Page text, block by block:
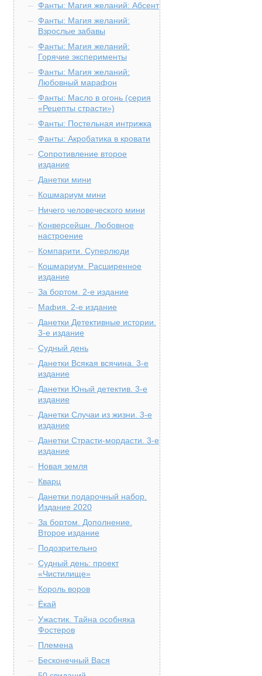
Фанты: Магия желаний: Абсент
Фанты: Магия желаний:
Взрослые забавы
Фанты: Магия желаний:
Горячие эксперименты
Фанты: Магия желаний:
Любовный марафон
Фанты: Масло в огонь (серия
«Рецепты страсти»)
Фанты: Постельная интрижка
Фанты: Акробатика в кровати
Сопротивление второе
издание
Данетки мини
Кошмариум мини
Ничего человеческого мини
Конверсейшн. Любовное
настроение
Компарити. Суперлюди
Кошмариум. Расширенное
издание
За бортом. 2-е издание
Мафия. 2-е издание
Данетки Детективные истории.
3-е издание
Судный день
Данетки Всякая всячина. 3-е
издание
Данетки Юный детектив. 3-е
издание
Данетки Случаи из жизни. 3-е
издание
Данетки Страсти-мордасти. 3-е
издание
Новая земля
Кварц
Данетки подарочный набор.
Издание 2020
За бортом. Дополнение.
Второе издание
Подозрительно
Судный день: проект
«Чистилище»
Король воров
Ёкай
Ужастик. Тайна особняка
Фостеров
Племена
Бесконечный Вася